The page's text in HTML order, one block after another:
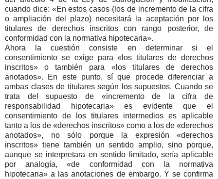
cuando dice: «En estos casos (los de incremento de la cifra
o ampliación del plazo) necesitará la aceptación por los
titulares de derechos inscritos con rango posterior, de
conformidad con la normativa hipotecaria».
Ahora la cuestión consiste en determinar si el
consentimiento se exige para «los titulares de derechos
inscritos» o también para «los titulares de derechos
anotados». En este punto, sí que procede diferenciar a
ambas clases de titulares según los supuestos. Cuando se
trata del supuesto de «incremento de la cifra de
responsabilidad hipotecaria» es evidente que el
consentimiento de los titulares intermedios es aplicable
tanto a los de «derechos inscritos» como a los de «derechos
anotados», no sólo porque la expresión «derechos
inscritos» tiene también un sentido amplio, sino porque,
aunque se interpretara en sentido limitado, sería aplicable
por analogía, «de conformidad con la normativa
hipotecaria» a las anotaciones de embargo. Y se confirma